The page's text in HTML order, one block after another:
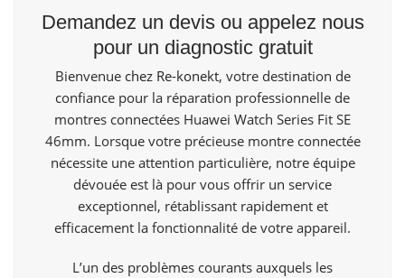
Demandez un devis ou appelez nous
pour un diagnostic gratuit
Bienvenuechez Re-konekt, votre destination de
confiance pour la réparation professionnelle de
montres connectées Huawei Watch Series Fit SE
46mm. Lorsque votre précieuse montre connectée
nécessite une attention particulière, notre équipe
dévouée est là pour vous offrir un service
exceptionnel, rétablissant rapidement et
efficacement la fonctionnalité de votre appareil.
L’un des problèmes courants auxquels les